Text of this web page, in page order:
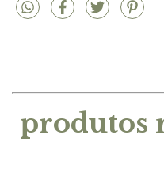
produtos